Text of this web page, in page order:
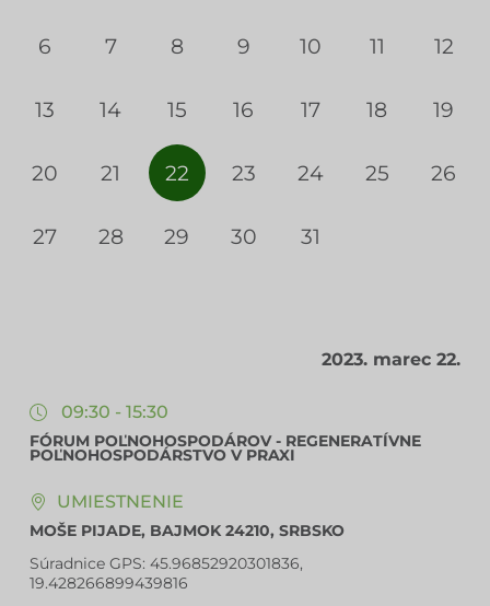
6 7 8 9 10 11 12
13 14 15 16 17 18 19
20 21 22 23 24 25 26
27 28 29 30 31
2023. marec 22.
09:30 - 15:30
FÓRUM POĽNOHOSPODÁROV - REGENERATÍVNE
POĽNOHOSPODÁRSTVO V PRAXI
UMIESTNENIE
MOŠE PIJADE, BAJMOK 24210, SRBSKO
Súradnice GPS: 45.96852920301836,
19.428266899439816